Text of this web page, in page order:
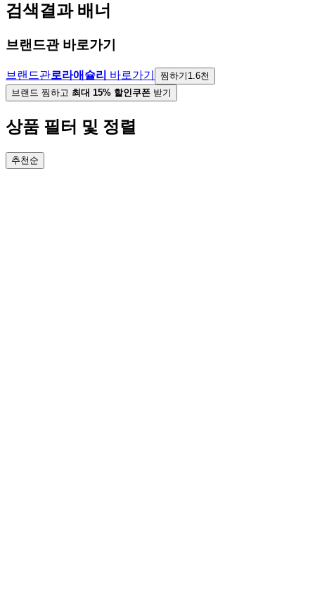
검색결과 배너
브랜드관 바로가기
브랜드관로라애슐리 바로가기 찜하기 1.6천
브랜드 찜하고 최대 15% 할인쿠폰 받기
상품 필터 및 정렬
추천순